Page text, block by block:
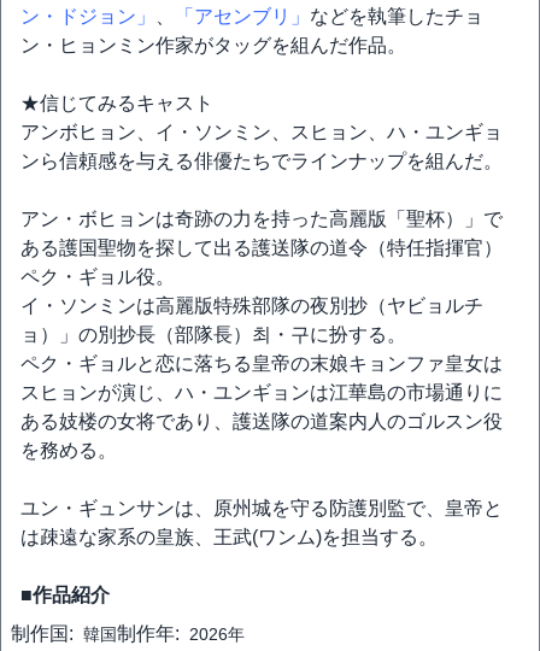
ン・ドジョン」
「アセンブリ」 などを執筆したチョ
ン・ヒョンミン作家がタッグを組んだ作品。
★信じてみるキャスト
アンボヒョン、イ・ソンミン、スヒョン、ハ・ユンギョ
ンら信頼感を与える俳優たちでラインナップを組んだ。
アン・ボヒョンは奇跡の力を持った高麗版「聖杯）」で
ある護国聖物を探して出る護送隊の道令（特任指揮官）
ペク・ギョル役。
イ・ソンミンは高麗版特殊部隊の夜別抄（ヤビョルチ
ョ）」の別抄長（部隊長）최・구に扮する。
ペク・ギョルと恋に落ちる皇帝の末娘キョンファ皇女は
スヒョンが演じ、ハ・ユンギョンは江華島の市場通りに
ある妓楼の女将であり、護送隊の道案内人のゴルスン役
を務める。
ユン・ギュンサンは、原州城を守る防護別監で、皇帝と
は疎遠な家系の皇族、王武(ワンム)を担当する。
■作品紹介
制作国: 韓国制作年: 2026年